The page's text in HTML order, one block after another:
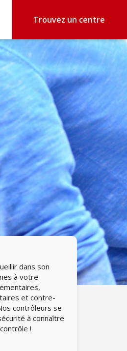
Trouvez un centre
dans son
à votre
et contre-
contrôleurs se
à connaître
!